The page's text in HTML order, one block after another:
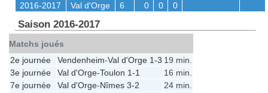
2016-2017
Val d'Orge 6 0 0 0
Saison 2016-2017
Matchs joués
2e journée
Vendenheim-Val d'Orge 1-3 19 min.
3e journée
Val d'Orge-Toulon 1-1
16 min.
7e journée
Val d'Orge-Nîmes 3-2
24 min.